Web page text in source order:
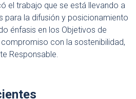
el trabajo que se está llevando a
para la difusión y posicionamiento
énfasis en los Objetivos de
con la sostenibilidad,
Responsable.